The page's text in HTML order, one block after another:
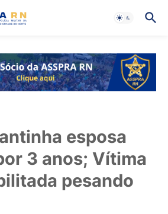
esposa
3 anos; Vítima
pesando